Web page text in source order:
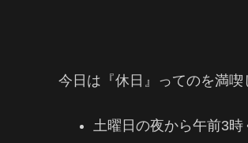
今日は『休日』ってのを満喫
土曜日の夜から午前3時